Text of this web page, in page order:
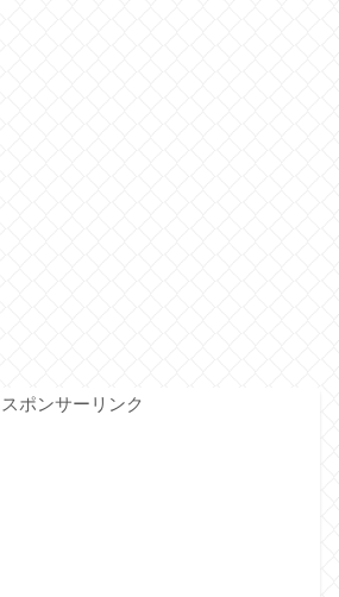
スポンサーリンク